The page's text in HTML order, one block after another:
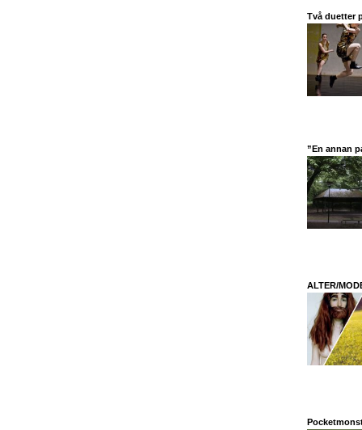
Två duetter
”En annan
ALTER/